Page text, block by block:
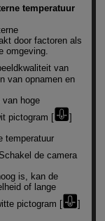
temperatuur
door factoren als
omgeving.
van
van opnamen en
van hoge
pictogram [
]
temperatuur
de camera
is, kan de
of lange
pictogram [
]